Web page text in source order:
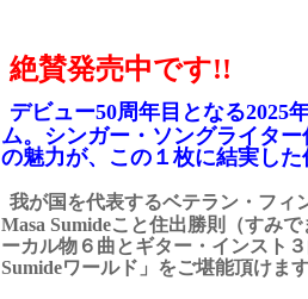
絶賛発売中です!!
デビュー50周年目となる2025
ム。シンガー・ソングライタ
の魅力が、この１枚に結実した
我が国を代表するベテラン・フィ
Masa Sumideこと住出勝則（すみ
ーカル物６曲とギター・インスト
Sumideワールド」をご堪能頂けます